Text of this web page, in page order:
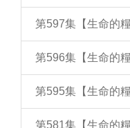
第597集【生命的
第596集【生命的
第595集【生命的
第581集【生命的